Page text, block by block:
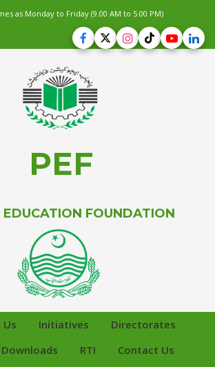
as Monday to Friday (9.00 AM to 5.00 PM)
PEF
FOUNDATION
Initiatives
Directorates
Downloads RTI
Contact Us